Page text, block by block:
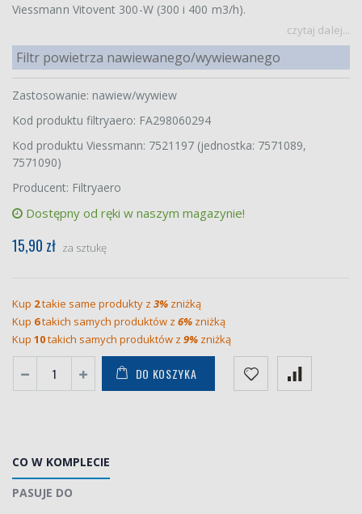
Viessmann Vitovent 300-W (300 i 400 m3/h).
czytaj dalej...
Filtr powietrza nawiewanego/wywiewanego
Zastosowanie: nawiew/wywiew
Kod produktu filtryaero: FA298060294
Kod produktu Viessmann: 7521197 (jednostka: 7571089,
7571090)
Producent: Filtryaero
Dostępny od ręki w naszym magazynie!
15,90 zł za sztukę
Kup 2takie same produkty z 3% zniżką
Kup 6takich samych produktów z 6% zniżką
Kup 10takich samych produktów z 9% zniżką
DO KOSZYKA
CO W KOMPLECIE
PASUJE DO